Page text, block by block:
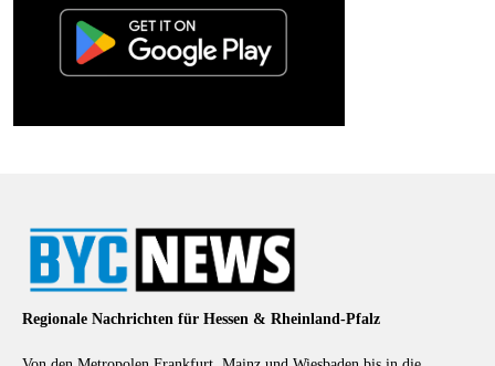
Regionale Nachrichten für Hessen & Rheinland-Pfalz